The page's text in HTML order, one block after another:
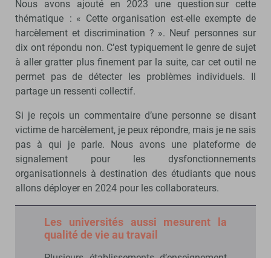
Nous avons ajouté en 2023 une question sur cette
thématique : « Cette organisation est-elle exempte de
harcèlement et discrimination ? ». Neuf personnes sur
dix ont répondu non. C’est typiquement le genre de sujet
à aller gratter plus finement par la suite, car cet outil ne
permet pas de détecter les problèmes individuels. Il
partage un ressenti collectif.
Si je reçois un commentaire d’une personne se disant
victime de harcèlement, je peux répondre, mais je ne sais
pas à qui je parle. Nous avons une plateforme de
signalement pour les dysfonctionnements
organisationnels à destination des étudiants que nous
allons déployer en 2024 pour les collaborateurs.
Les universités aussi mesurent la
qualité de vie au travail